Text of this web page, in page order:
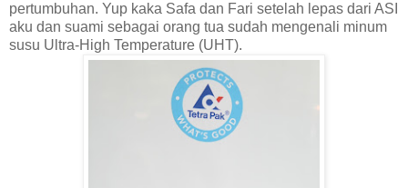
pertumbuhan. Yup kaka Safa dan Fari setelah lepas dari ASI
aku dan suami sebagai orang tua sudah mengenali minum
susu Ultra-High Temperature (UHT).